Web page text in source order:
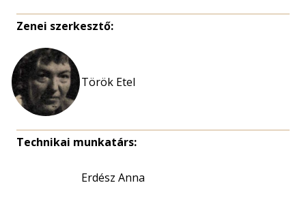
Zenei szerkesztő:
Török Etel
Technikai munkatárs:
Erdész Anna